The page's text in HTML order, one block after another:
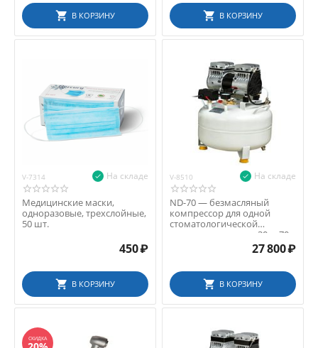
В КОРЗИНУ В КОРЗИНУ
V-7314 На складе
Медицинские маски,
одноразовые, трехслойные,
50 шт.
450₽
В КОРЗИНУ
V-8510 На складе
ND-70 — безмасляный
компрессор для одной
стоматологической
установки, ресивер 30 л, 70
27 800₽
В КОРЗИНУ
СКИДКА